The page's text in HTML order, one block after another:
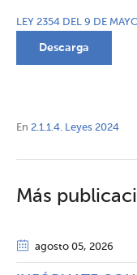
LEY 2354 DEL 9 DE
Descarga
En 2.1.1.4. Leyes 2024
Más
agosto 05, 2026